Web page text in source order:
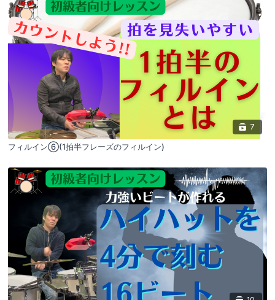
7
フィルイン⑥(1拍半フレーズのフィルイン)